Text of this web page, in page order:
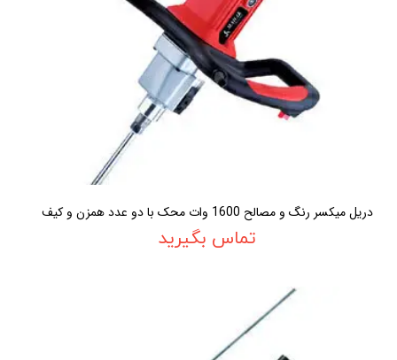
دريل ميکسر رنگ و مصالح 1600 وات محک با دو عدد همزن و کيف
تماس بگیرید